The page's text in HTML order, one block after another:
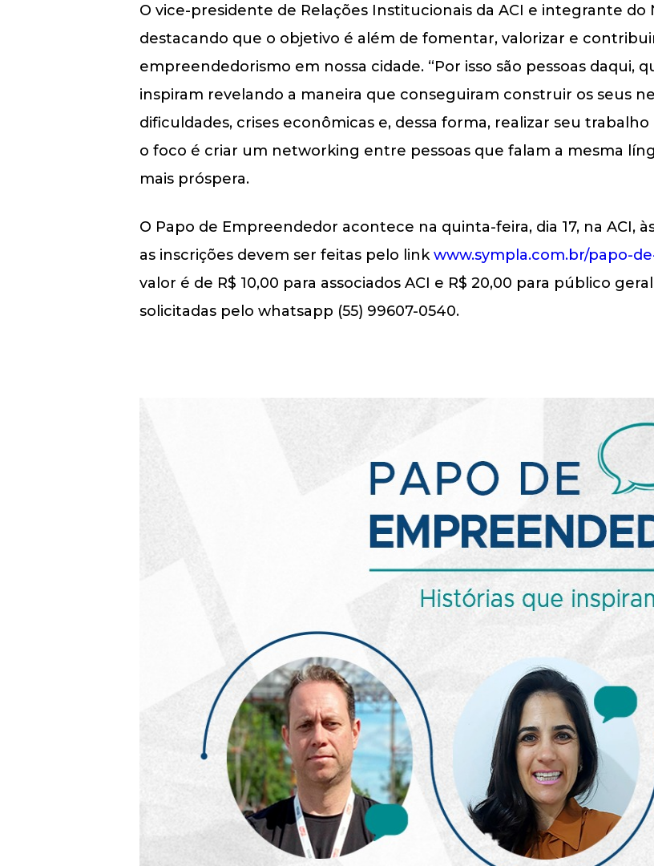
O vice-presidente de Relações Institucionais da ACI e integrante do
destacando que o objetivo é além de fomentar, valorizar e
empreendedorismo em nossa cidade. “Por isso são pessoas daqui,
inspiram revelando a maneira que conseguiram construir os seus
dificuldades, crises econômicas e, dessa forma, realizar seu
o foco é criar um networking entre pessoas que falam a mesma
mais próspera.
O Papo de Empreendedor acontece na quinta-feira, dia 17, na ACI,
as inscrições devem ser feitas pelo linkwww.sympla.com.br/papo-
valor é de R$ 10,00 para associados ACI e R$ 20,00 para público
solicitadas pelo whatsapp (55) 99607-0540.